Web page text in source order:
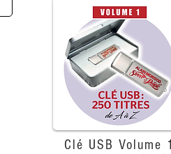
Clé USB Volume